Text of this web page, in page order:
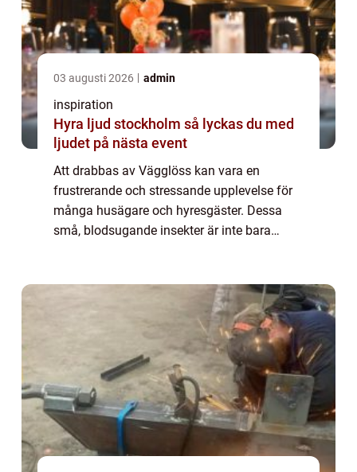
03 augusti 2026 admin
inspiration
Hyra ljud stockholm så lyckas du med
ljudet på nästa event
Att drabbas av Vägglöss kan vara en
frustrerande och stressande upplevelse för
många husägare och hyresgäster. Dessa
små, blodsugande insekter är inte bara